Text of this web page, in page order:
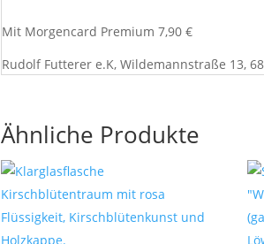
Mit Morgencard Premium 7,90 €
Rudolf Futterer e.K, Wildemannstraße 13,
Ähnliche Produkte